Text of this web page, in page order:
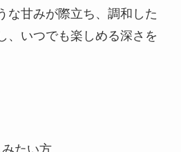
な甘みが際立ち、調和した
、いつでも楽しめる深さを
みたい方